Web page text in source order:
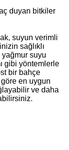
duyan bitkiler
suyun verimli
sağlıklı
yağmur suyu
gibi yöntemlerle
bir bahçe
en uygun
ve daha